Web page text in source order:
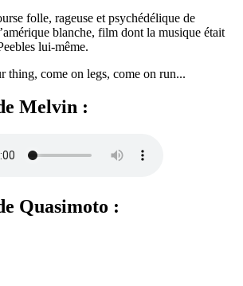
folle, rageuse et psychédélique de
blanche, film dont la musique était
lui-même.
thing, come on legs, come on run...
Melvin :
Quasimoto :